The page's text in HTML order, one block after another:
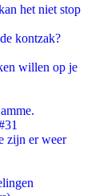
het niet stop
kontzak?
willen op je
zijn er weer